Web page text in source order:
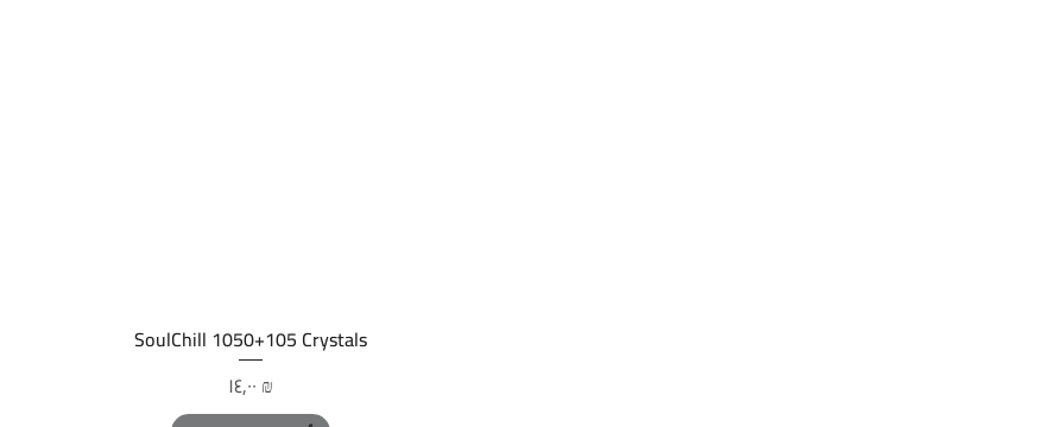
العرض السريع
SoulChill 1050+105 Crystals
السعر
‏١٤٫٠٠ ₪